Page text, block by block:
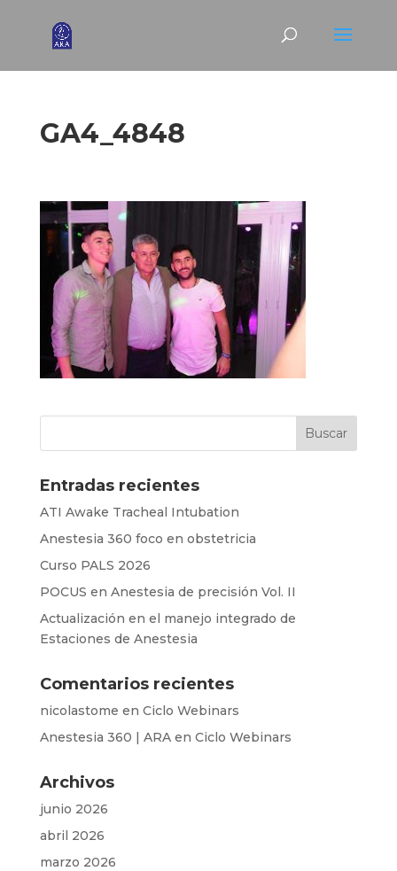
GA4_4848
Entradas recientes
ATI Awake Tracheal Intubation
Anestesia 360 foco en obstetricia
Curso PALS 2026
POCUS en Anestesia de precisión Vol. II
Actualización en el manejo integrado de
Estaciones de Anestesia
Comentarios recientes
nicolastome en Ciclo Webinars
Anestesia 360 | ARAen Ciclo Webinars
Archivos
junio 2026
abril 2026
marzo 2026